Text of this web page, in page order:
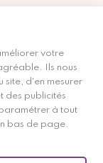
votre
Ils nous
site, d'en mesurer
des publicités
à tout
bas de page.
Garantis, cliquez ici